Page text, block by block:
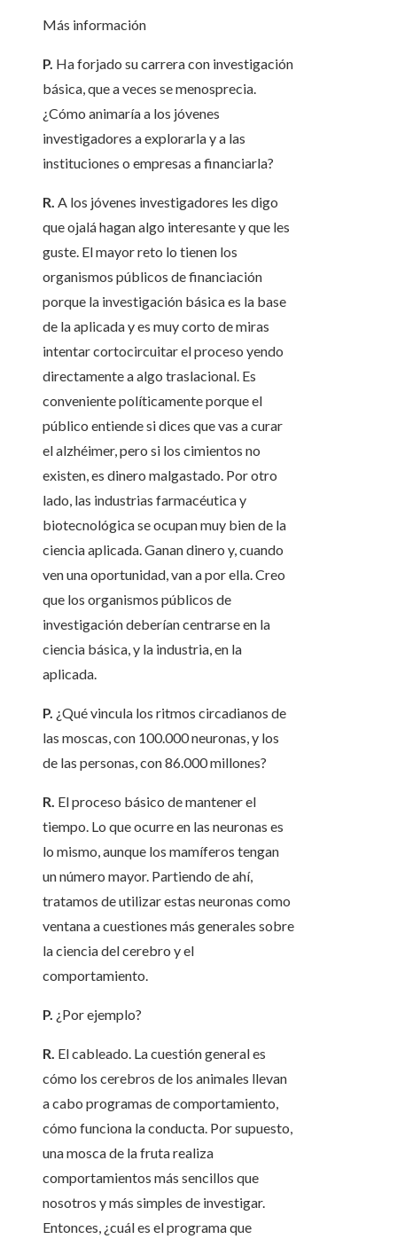
Más información
P. Ha forjado su carrera con investigación
básica, que a veces se menosprecia.
¿Cómo animaría a los jóvenes
investigadores a explorarla y a las
instituciones o empresas a financiarla?
R. A los jóvenes investigadores les digo
que ojalá hagan algo interesante y que les
guste. El mayor reto lo tienen los
organismos públicos de financiación
porque la investigación básica es la base
de la aplicada y es muy corto de miras
intentar cortocircuitar el proceso yendo
directamente a algo traslacional. Es
conveniente políticamente porque el
público entiende si dices que vas a curar
el alzhéimer, pero si los cimientos no
existen, es dinero malgastado. Por otro
lado, las industrias farmacéutica y
biotecnológica se ocupan muy bien de la
ciencia aplicada. Ganan dinero y, cuando
ven una oportunidad, van a por ella. Creo
que los organismos públicos de
investigación deberían centrarse en la
ciencia básica, y la industria, en la
aplicada.
P. ¿Qué vincula los ritmos circadianos de
las moscas, con 100.000 neuronas, y los
de las personas, con 86.000 millones?
R. El proceso básico de mantener el
tiempo. Lo que ocurre en las neuronas es
lo mismo, aunque los mamíferos tengan
un número mayor. Partiendo de ahí,
tratamos de utilizar estas neuronas como
ventana a cuestiones más generales sobre
la ciencia del cerebro y el
comportamiento.
P. ¿Por ejemplo?
R. El cableado. La cuestión general es
cómo los cerebros de los animales llevan
a cabo programas de comportamiento,
cómo funciona la conducta. Por supuesto,
una mosca de la fruta realiza
comportamientos más sencillos que
nosotros y más simples de investigar.
Entonces, ¿cuál es el programa que